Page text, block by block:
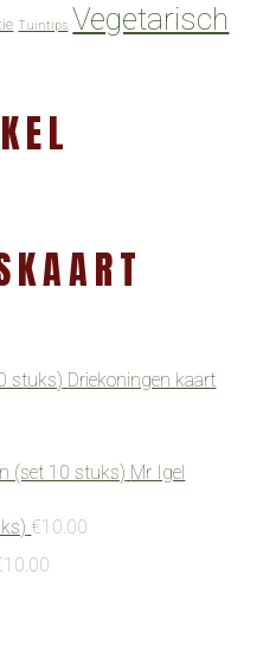
Tuintips Vegetarisch
Driekoningen kaart
Mr Igel
€10.00
10.00